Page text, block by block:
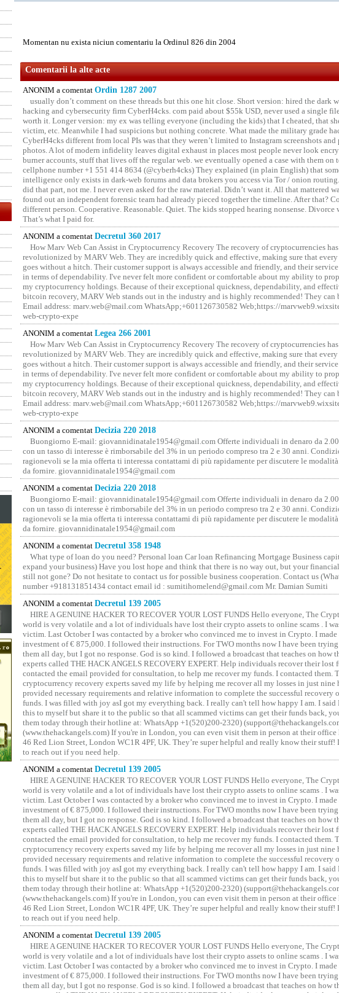
Momentan nu exista niciun comentariu la Ordinul 826 din 2004
Comentarii la alte acte
ANONIM a comentat Ordin 1287 2007
usually don’t comment on these threads but this one hit close. Short version: hired the dark
hacking and cybersecurity firm CyberH4cks. com paid about $55k USD, never used a single
worth it. Longer version: my ex was telling everyone (including the kids) that I cheated, that
victim, etc. Meanwhile I had suspicions but nothing concrete. What made the military grade
CyberH4cks different from local PIs was that they weren’t limited to Instagram screenshots
photos. A lot of modern infidelity leaves digital exhaust in places most people never look
burner accounts, stuff that lives off the regular web. we eventually opened a case with them on
cellphone number +1 551 414 8634 (@cyberh4cks) They explained (in plain English) that
intelligence only exists in dark-web forums and data brokers you access via Tor / onion
did that part, not me. I never even asked for the raw material. Didn’t want it. All that mattered
found out an independent forensic team had already pieced together the timeline. After that?
different person. Cooperative. Reasonable. Quiet. The kids stopped hearing nonsense. Divorce
That’s what I paid for.
ANONIM a comentat Decretul 360 2017
How Marv Web Can Assist in Cryptocurrency Recovery The recovery of cryptocurrencies has
revolutionized by MARV Web. They are incredibly quick and effective, making sure that every
goes without a hitch. Their customer support is always accessible and friendly, and their
in terms of dependability. I've never felt more confident or comfortable about my ability to
my cryptocurrency holdings. Because of their exceptional quickness, dependability, and
bitcoin recovery, MARV Web stands out in the industry and is highly recommended! They can
Email address: marv.web@mail.com WhatsApp;+601126730582 Web;https://
web-crypto-expe
ANONIM a comentat Legea 266 2001
How Marv Web Can Assist in Cryptocurrency Recovery The recovery of cryptocurrencies has
revolutionized by MARV Web. They are incredibly quick and effective, making sure that every
goes without a hitch. Their customer support is always accessible and friendly, and their
in terms of dependability. I've never felt more confident or comfortable about my ability to
my cryptocurrency holdings. Because of their exceptional quickness, dependability, and
bitcoin recovery, MARV Web stands out in the industry and is highly recommended! They can
Email address: marv.web@mail.com WhatsApp;+601126730582 Web;https://
web-crypto-expe
ANONIM a comentat Decizia 220 2018
Buongiorno E-mail: giovannidinatale1954@­gmail.­com Offerte individuali in denaro da
con un tasso di interesse è rimborsabile del 3% in un periodo compreso tra 2 e 30 anni.
ragionevoli se la mia offerta ti interessa contattami di più rapidamente per discutere le
da fornire. giovannidinatale1954@­gmail.­com
ANONIM a comentat Decizia 220 2018
Buongiorno E-mail: giovannidinatale1954@­gmail.­com Offerte individuali in denaro da
con un tasso di interesse è rimborsabile del 3% in un periodo compreso tra 2 e 30 anni.
ragionevoli se la mia offerta ti interessa contattami di più rapidamente per discutere le
da fornire. giovannidinatale1954@­gmail.­com
ANONIM a comentat Decretul 358 1948
What type of loan do you need? Personal loan Car loan Refinancing Mortgage Business
expand your business) Have you lost hope and think that there is no way out, but your
still not gone? Do not hesitate to contact us for possible business cooperation. Contact us
number +918131851434 contact email id : sumitihomelend@gmail.com Mr. Damian Sumiti
ANONIM a comentat Decretul 139 2005
HIRE A GENUINE HACKER TO RECOVER YOUR LOST FUNDS Hello everyone, The
world is very volatile and a lot of individuals have lost their crypto assets to online scams . I
victim. Last October I was contacted by a broker who convinced me to invest in Crypto. I
investment of € 875,000. I followed their instructions. For TWO months now I have been
them all day, but I got no response. God is so kind. I followed a broadcast that teaches on how
experts called THE HACK ANGELS RECOVERY EXPERT. Help individuals recover their lost
contacted the email provided for consultation, to help me recover my funds. I contacted them.
cryptocurrency recovery experts saved my life by helping me recover all my losses in just nine
provided necessary requirements and relative information to complete the successful recovery
funds. I was filled with joy asI got my everything back. I really can't tell how happy I am. I
this to myself but share it to the public so that all scammed victims can get their funds back,
them today through their hotline at: WhatsApp +1(520)200-2320)
(www.thehackangels.com) If you're in London, you can even visit them in person at their office
46 Red Lion Street, London WC1R 4PF, UK. They’re super helpful and really know their stuff!
to reach out if you need help.
ANONIM a comentat Decretul 139 2005
HIRE A GENUINE HACKER TO RECOVER YOUR LOST FUNDS Hello everyone, The
world is very volatile and a lot of individuals have lost their crypto assets to online scams . I
victim. Last October I was contacted by a broker who convinced me to invest in Crypto. I
investment of € 875,000. I followed their instructions. For TWO months now I have been
them all day, but I got no response. God is so kind. I followed a broadcast that teaches on how
experts called THE HACK ANGELS RECOVERY EXPERT. Help individuals recover their lost
contacted the email provided for consultation, to help me recover my funds. I contacted them.
cryptocurrency recovery experts saved my life by helping me recover all my losses in just nine
provided necessary requirements and relative information to complete the successful recovery
funds. I was filled with joy asI got my everything back. I really can't tell how happy I am. I
this to myself but share it to the public so that all scammed victims can get their funds back,
them today through their hotline at: WhatsApp +1(520)200-2320)
(www.thehackangels.com) If you're in London, you can even visit them in person at their office
46 Red Lion Street, London WC1R 4PF, UK. They’re super helpful and really know their stuff!
to reach out if you need help.
ANONIM a comentat Decretul 139 2005
HIRE A GENUINE HACKER TO RECOVER YOUR LOST FUNDS Hello everyone, The
world is very volatile and a lot of individuals have lost their crypto assets to online scams . I
victim. Last October I was contacted by a broker who convinced me to invest in Crypto. I
investment of € 875,000. I followed their instructions. For TWO months now I have been
them all day, but I got no response. God is so kind. I followed a broadcast that teaches on how